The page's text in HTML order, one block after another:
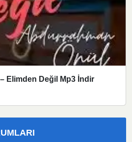
Elimden Değil Mp3 İndir